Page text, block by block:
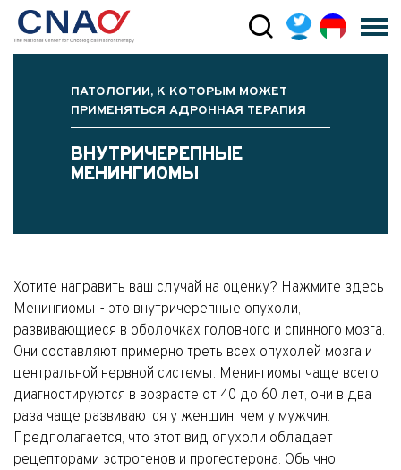
ПАТОЛОГИИ, К КОТОРЫМ МОЖЕТ
ПРИМЕНЯТЬСЯ АДРОННАЯ ТЕРАПИЯ
ВНУТРИЧЕРЕПНЫЕ
МЕНИНГИОМЫ
Хотите направить ваш случай на оценку? Нажмите здесь
Менингиомы - это внутричерепные опухоли,
развивающиеся в оболочках головного и спинного мозга.
Они составляют примерно треть всех опухолей мозга и
центральной нервной системы. Менингиомы чаще всего
диагностируются в возрасте от 40 до 60 лет, они в два
раза чаще развиваются у женщин, чем у мужчин.
Предполагается, что этот вид опухоли обладает
рецепторами эстрогенов и прогестерона. Обычно